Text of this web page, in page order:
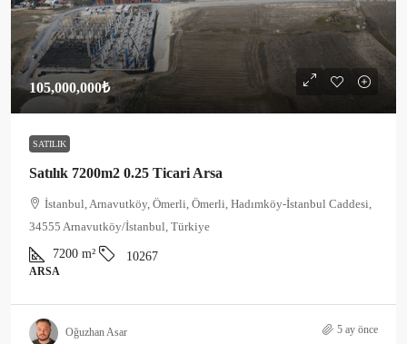
105,000,000₺
SATILIK
Satılık 7200m2 0.25 Ticari Arsa
İstanbul, Arnavutköy, Ömerli, Ömerli, Hadımköy-İstanbul Caddesi,
34555 Arnavutköy/İstanbul, Türkiye
7200 m² 10267
ARSA
Oğuzhan Asar 5 ay önce